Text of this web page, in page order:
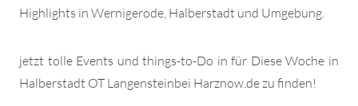
Highlights in Wernigerode, Halberstadt und Umgebung.
jetzt tolle Events und things-to-Do in für Diese Woche in
Halberstadt OT Langensteinbei Harznow.de zu finden!